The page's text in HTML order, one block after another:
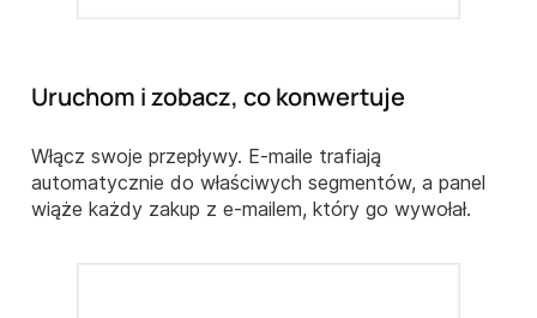
Uruchom i zobacz, co konwertuje
Włącz swoje przepływy. E-maile trafiają
automatycznie do właściwych segmentów, a panel
wiąże każdy zakup z e-mailem, który go wywołał.